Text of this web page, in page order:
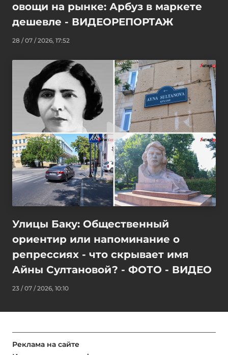
овощи на рынке: Арбуз в маркете
дешевле - ВИДЕОРЕПОРТАЖ
28 / 07 / 2026, 17:52
Улицы Баку: Общественный
ориентир или напоминание о
репрессиях - что скрывает имя
Айны Султановой? - ФОТО - ВИДЕО
23 / 07 / 2026, 10:10
Реклама на сайте